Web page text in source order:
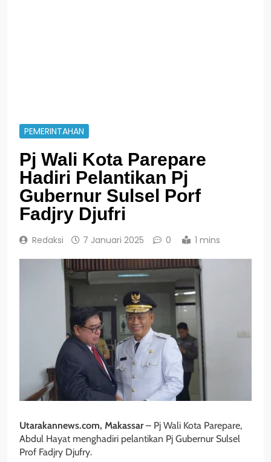
PEMERINTAHAN
Pj Wali Kota Parepare
Hadiri Pelantikan Pj
Gubernur Sulsel Porf
Fadjry Djufri
Redaksi 7 Januari 2025 0 1 mins
Utarakannews.com, Makassar– Pj Wali Kota Parepare,
Abdul Hayat menghadiri pelantikan Pj Gubernur Sulsel
Prof Fadjry Djufry.